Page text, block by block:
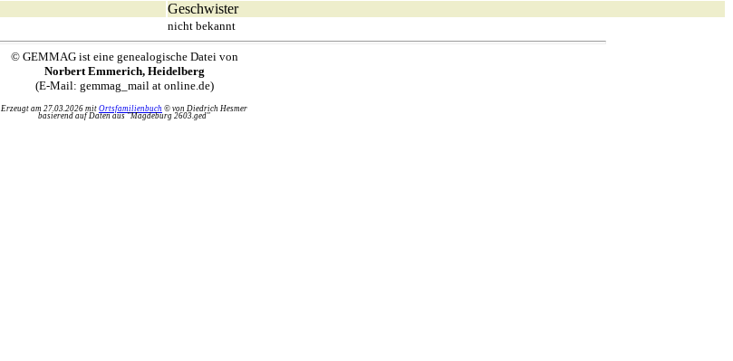
Geschwister
nicht bekannt
© GEMMAG ist eine genealogische Datei von
Norbert Emmerich, Heidelberg
(E-Mail: gemmag_mail at online.de)
Erzeugt am 27.03.2026 mit Ortsfamilienbuch © von Diedrich Hesmer
basierend auf Daten aus "Magdeburg 2603.ged"